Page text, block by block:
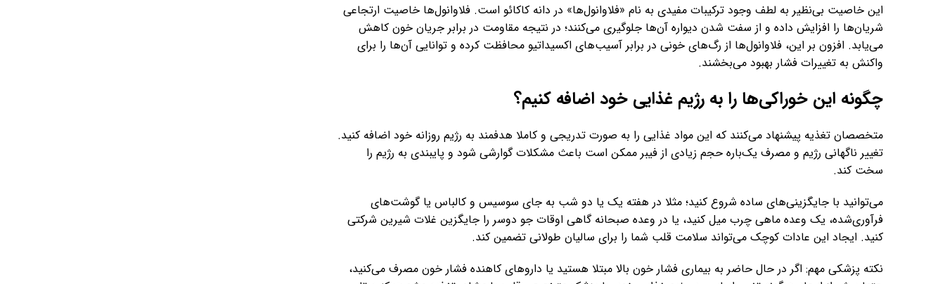
این خاصیت بی‌نظیر به لطف وجود ترکیبات مفیدی به نام «فلاوانول‌ها» در دانه کاکائو است. فلاوانول‌ها خاصیت ارتجاعی
شریان‌ها را افزایش داده و از سفت شدن دیواره آن‌ها جلوگیری می‌کنند؛ در نتیجه مقاومت در برابر جریان خون کاهش
می‌یابد. افزون بر این، فلاوانول‌ها از رگ‌های خونی در برابر آسیب‌های اکسیداتیو محافظت کرده و توانایی آن‌ها را برای
واکنش به تغییرات فشار بهبود می‌بخشند.
چگونه این خوراکی‌ها را به رژیم غذایی خود اضافه کنیم؟
متخصصان تغذیه پیشنهاد می‌کنند که این مواد غذایی را به صورت تدریجی و کاملا هدفمند به رژیم روزانه خود اضافه کنید.
تغییر ناگهانی رژیم و مصرف یک‌باره حجم زیادی از فیبر ممکن است باعث مشکلات گوارشی شود و پایبندی به رژیم را
سخت کند.
می‌توانید با جایگزینی‌های ساده شروع کنید؛ مثلا در هفته یک یا دو شب به جای سوسیس و کالباس یا گوشت‌های
فرآوری‌شده، یک وعده ماهی چرب میل کنید، یا در وعده صبحانه گاهی اوقات جو دوسر را جایگزین غلات شیرین شرکتی
کنید. ایجاد این عادات کوچک می‌تواند سلامت قلب شما را برای سالیان طولانی تضمین کند.
نکته پزشکی مهم: اگر در حال حاضر به بیماری فشار خون بالا مبتلا هستید یا داروهای کاهنده فشار خون مصرف می‌کنید،